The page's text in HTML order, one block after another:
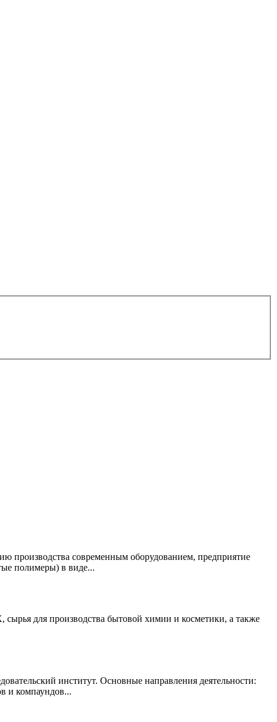
современным оборудованием, предприятие
полимеры) в виде...
для производства бытовой химии и косметики, а также
институт. Основные направления деятельности:
и компаундов...